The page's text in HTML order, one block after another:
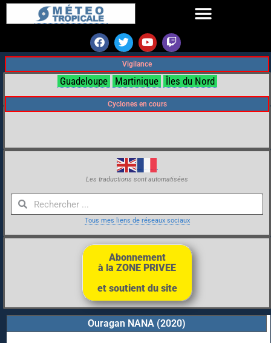
Vigilance
Guadeloupe Martinique Îles du Nord
Cyclones en cours
Les traductions sont automatisées
Tous mes liens de réseaux sociaux
Abonnement
à la ZONE PRIVEE
et soutient du site
Ouragan NANA (2020)